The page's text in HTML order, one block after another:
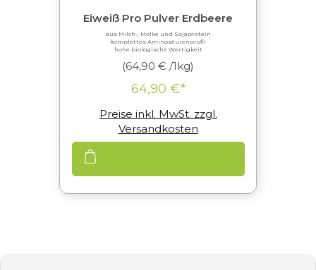
Eiweiß Pro Pulver Erdbeere
aus Milch-, Molke und Sojaprotein
komplettes Aminosäurenprofil
hohe biologische Wertigkeit
(64,90 € /1kg)
64,90 €*
Preise inkl. MwSt. zzgl.
Versandkosten